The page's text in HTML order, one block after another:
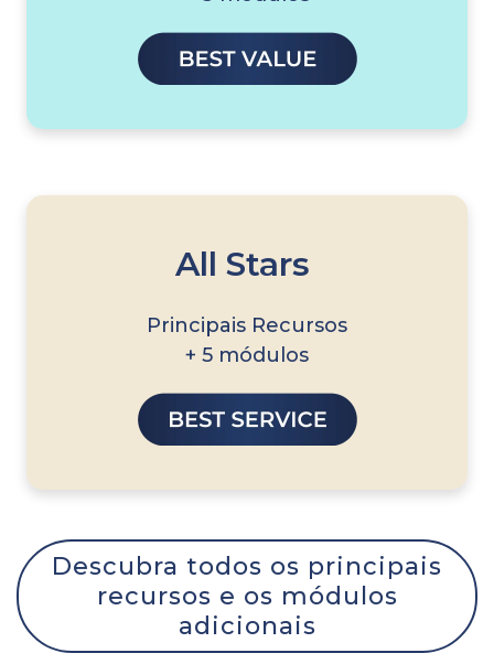
All Stars
Principais Recursos
+ 5 módulos
Descubra todos os principais
recursos e os módulos
adicionais